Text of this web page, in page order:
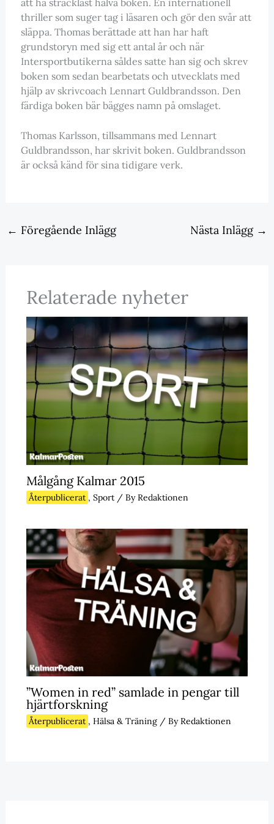
thriller som suger tag i läsaren och gör den svår att
släppa. Thomas berättade att han har haft
grundstoryn med sig ett antal år och när
Intersportbutikerna såldes satte han sig och skrev
boken som sedan bearbetats och utvecklats med
hjälp av skrivcoach Lennart Guldbrandsson. Den
färdiga boken bär bägges namn på omslaget.
Thomas Karlsson, tillsammans med Lennart
Guldbrandsson, har skrivit boken. Guldbrandsson
är också känd för sina tidigare verk.
← Föregående Inlägg Nästa Inlägg →
Relaterade nyheter
Målgång Kalmar 2015
Återpublicerat , Sport/ ByRedaktionen
”Women in red” samlade in pengar till
hjärtforskning
Återpublicerat , Hälsa & Träning/ ByRedaktionen